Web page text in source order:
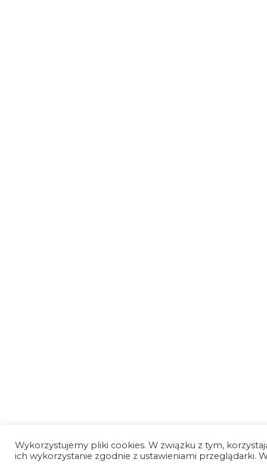
Wykorzystujemy pliki cookies. W związku z tym,
ich wykorzystanie zgodnie z ustawieniami przeglądarki.